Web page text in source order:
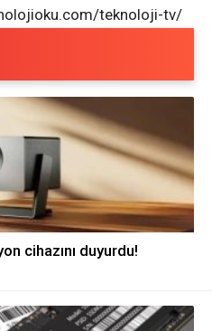
teknoloji-tv/
cihazını duyurdu!